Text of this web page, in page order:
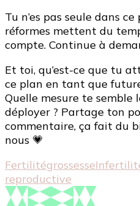
Tu n’es pas seule dans
réformes mettent du
compte. Continue à
Et toi, qu’est-ce que tu
ce plan en tant que
Quelle mesure te semble
déployer ? Partage ton
commentaire, ça fait du
nous 💗
Fertilitégrossesse
reproductive